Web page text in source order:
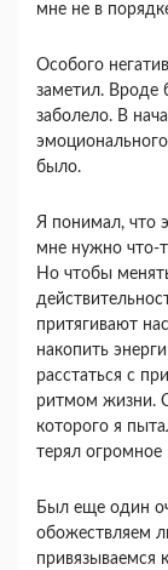
мне не в
Особого
заметил. Вроде
заболело. В
было.
Я понимал, что
мне нужно что-
Но чтобы
притягивают
накопить
расстаться с
ритмом жизни.
которого я
терял огромное
Был еще один
обожествляем
привязываемся